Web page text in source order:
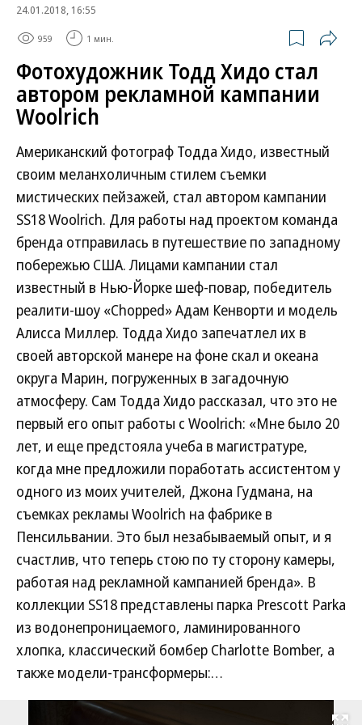
24.01.2018, 16:55
959 1 мин.
Фотохудожник Тодд Хидо стал
автором рекламной кампании
Woolrich
Американский фотограф Тодда Хидо, известный
своим меланхоличным стилем съемки
мистических пейзажей, стал автором кампании
SS18 Woolrich. Для работы над проектом команда
бренда отправилась в путешествие по западному
побережью США. Лицами кампании стал
известный в Нью-Йорке шеф-повар, победитель
реалити-шоу «Chopped» Адам Кенворти и модель
Алисса Миллер. Тодда Хидо запечатлел их в
своей авторской манере на фоне скал и океана
округа Марин, погруженных в загадочную
атмосферу. Сам Тодда Хидо рассказал, что это не
первый его опыт работы с Woolrich: «Мне было 20
лет, и еще предстояла учеба в магистратуре,
когда мне предложили поработать ассистентом у
одного из моих учителей, Джона Гудмана, на
съемках рекламы Woolrich на фабрике в
Пенсильвании. Это был незабываемый опыт, и я
счастлив, что теперь стою по ту сторону камеры,
работая над рекламной кампанией бренда». В
коллекции SS18 представлены парка Prescott Parka
из водонепроницаемого, ламинированного
хлопка, классический бомбер Charlotte Bomber, а
также модели-трансформеры:…